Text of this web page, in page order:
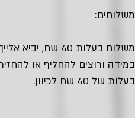
משלוחים:
משלוח בעלות 40 שח, יביא אלייך את החבילה עם שליח עד הבית.
במידה ורוצים להחליף או
בעלות של 40 שח לכיוון.